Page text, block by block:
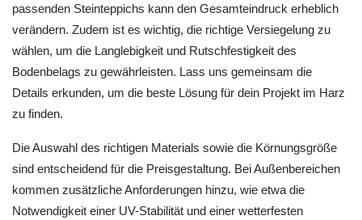
passenden Steinteppichs kann den Gesamteindruck erheblich
verändern. Zudem ist es wichtig, die richtige Versiegelung zu
wählen, um die Langlebigkeit und Rutschfestigkeit des
Bodenbelags zu gewährleisten. Lass uns gemeinsam die
Details erkunden, um die beste Lösung für dein Projekt im Harz
zu finden.
Die Auswahl des richtigen Materials sowie die Körnungsgröße
sind entscheidend für die Preisgestaltung. Bei Außenbereichen
kommen zusätzliche Anforderungen hinzu, wie etwa die
Notwendigkeit einer UV-Stabilität und einer wetterfesten